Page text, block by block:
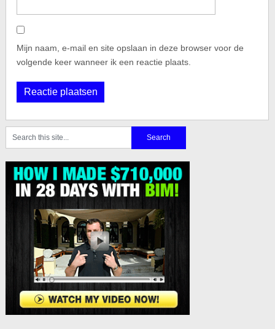
Mijn naam, e-mail en site opslaan in deze browser voor de
volgende keer wanneer ik een reactie plaats.